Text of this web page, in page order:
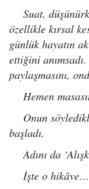
Suat,
özellikle kırsal
günlük hayatın
ettiğini
paylaşmasını,
Hemen
Onun
başladı.
Adını da
İşte o hikâye…